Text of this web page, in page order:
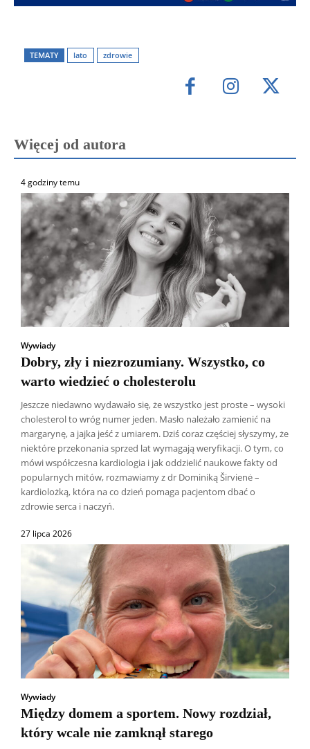
TEMATY lato zdrowie
Więcej od autora
4 godziny temu
Wywiady
Dobry, zły i niezrozumiany. Wszystko, co
warto wiedzieć o cholesterolu
Jeszcze niedawno wydawało się, że wszystko jest proste – wysoki
cholesterol to wróg numer jeden. Masło należało zamienić na
margarynę, a jajka jeść z umiarem. Dziś coraz częściej słyszymy, że
niektóre przekonania sprzed lat wymagają weryfikacji. O tym, co
mówi współczesna kardiologia i jak oddzielić naukowe fakty od
popularnych mitów, rozmawiamy z dr Dominiką Širvienė –
kardiolożką, która na co dzień pomaga pacjentom dbać o
zdrowie serca i naczyń.
27 lipca 2026
Wywiady
Między domem a sportem. Nowy rozdział,
który wcale nie zamknął starego